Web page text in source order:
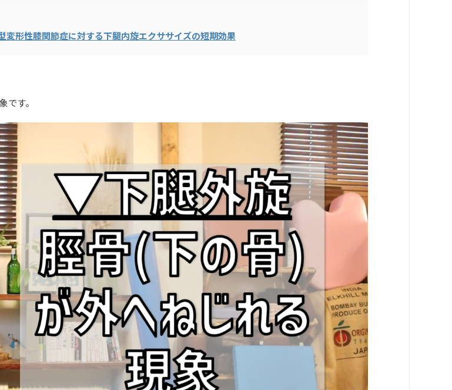
変形性膝関節症に対する下腿内旋エクササイズの短期効果
です。